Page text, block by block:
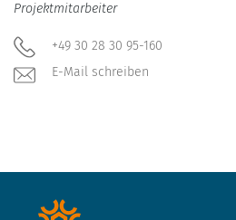
Projektmitarbeiter
+49 30 28 30 95-160
E-Mail schreiben